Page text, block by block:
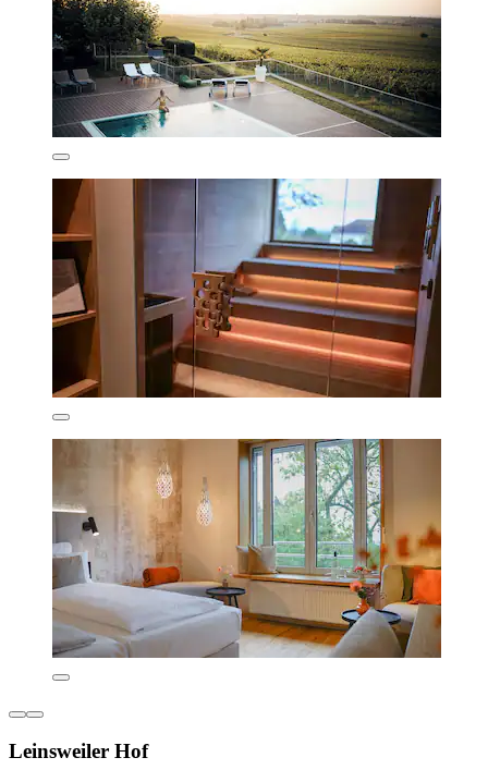
Leinsweiler Hof